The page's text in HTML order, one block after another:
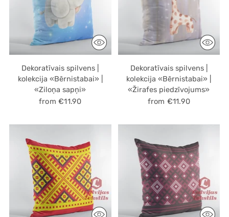
Dekoratīvais spilvens |
kolekcija «Bērnistabai» |
«Ziloņa sapņi»
from €11.90
Dekoratīvais spilvens |
kolekcija «Bērnistabai» |
«Žirafes piedzīvojums»
from €11.90